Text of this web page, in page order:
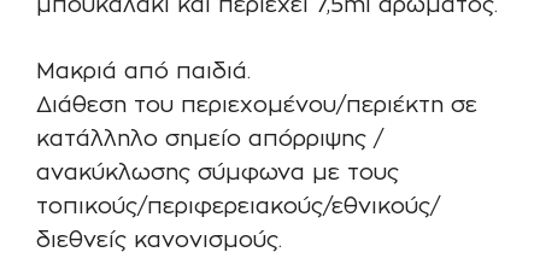
μπουκαλάκι και περιέχει 7,5ml αρώματος.
Μακριά από παιδιά.
Διάθεση του περιεχομένου/περιέκτη σε
κατάλληλο σημείο απόρριψης /
ανακύκλωσης σύμφωνα με τους
τοπικούς/περιφερειακούς/εθνικούς/
διεθνείς κανονισμούς.